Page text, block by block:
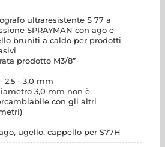
ultraresistente S 77 a
SPRAYMAN con ago e
bruniti a caldo per prodotti
prodotto M3/8”
2,5 - 3,0 mm
3,0 mm non è
con gli altri
ugello, cappello per S77H